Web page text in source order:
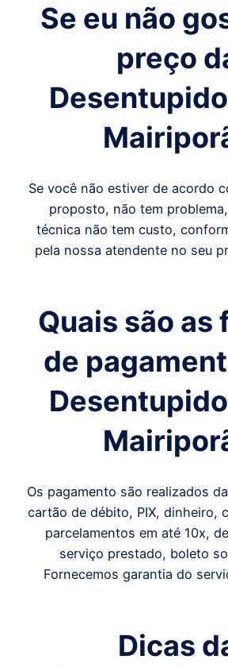
Se eu não
preço
Se você não estiver de acordo
proposto, não tem
técnica não tem custo,
pela nossa atendente no seu
Quais são as
de
Os pagamento são realizados
cartão de débito, PIX, dinheiro,
parcelamentos em até 10x,
serviço prestado, boleto
Fornecemos garantia do
Dicas